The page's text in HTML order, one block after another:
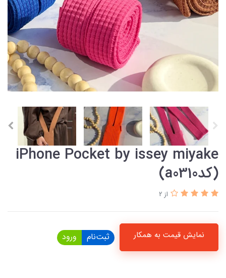
iPhone Pocket by issey miyake
(کدa0310)
از 2
نمایش قیمت به همکار ثبت‌نام ورود